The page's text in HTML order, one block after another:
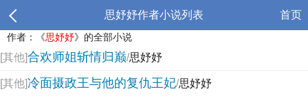
思妤妤作者小说列表 首页
作者：《思妤妤》的全部小说
[其他]合欢师姐斩情归巅/思妤妤
[其他]冷面摄政王与他的复仇王妃/思妤妤